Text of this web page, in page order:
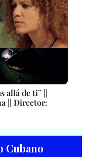
allá de ti¨ ||
|| Director:
Cubano